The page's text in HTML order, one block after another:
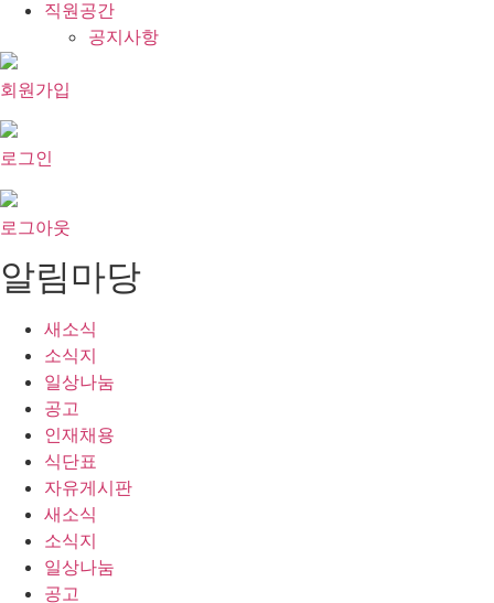
직원공간
공지사항
회원가입
로그인
로그아웃
알림마당
새소식
소식지
일상나눔
공고
인재채용
식단표
자유게시판
새소식
소식지
일상나눔
공고